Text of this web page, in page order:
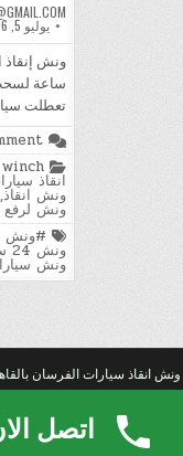
يوليو 5, 2026
ساعة
تعطلت
in
انقاذ
ونش انقاذ,
ونش لرفع
#ونش
ونش 24 ساعة
ونش
اتصل نق?.رك?. شركة تنظيفخزانات